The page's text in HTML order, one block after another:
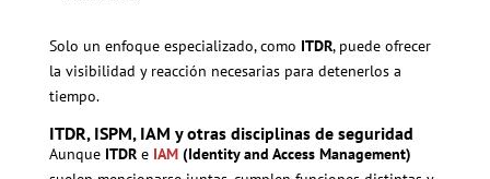
Solo un enfoque especializado, como ITDR, puede ofrecer
la visibilidad y reacción necesarias para detenerlos a
tiempo.
ITDR, ISPM, IAM y otras disciplinas de seguridad
Aunque ITDRe IAM(Identity and Access Management)